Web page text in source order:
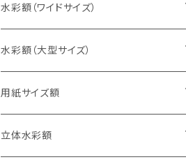
太子判（288×379ミリ）
四切判（348×424ミリ）
大衣判（394×509ミリ）
半切判（424×545ミリ）
スケッチ6Ｆ（458×550ミリ）
スケッチ8Ｆ（520×595ミリ）
スケッチ10Ｆ（595×670ミリ）
10cm正方形（100×100ミリ）
15cm正方形（150×150ミリ）
20cm正方形（200×200ミリ）
25cm正方形（250×250ミリ）
水彩額（ワイドサイズ）
15×30cm
20×40cm
25×50cm
水彩額（大型サイズ）
大判（660×850ミリ）
MO判（693×893ミリ）
用紙サイズ額
B5判（182×257ミリ）
立体水彩額